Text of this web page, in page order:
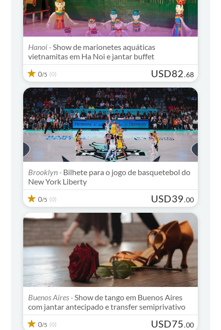
Hanoi - Show de marionetes aquáticas
vietnamitas em Ha Noi e jantar buffet
0/5 (0) USD82.68
Brooklyn - Bilhete para o jogo de basquetebol do
New York Liberty
0/5 (0) USD39.00
Buenos Aires - Show de tango em Buenos Aires
com jantar antecipado e transfer semiprivativo
0/5 (0) USD75.00